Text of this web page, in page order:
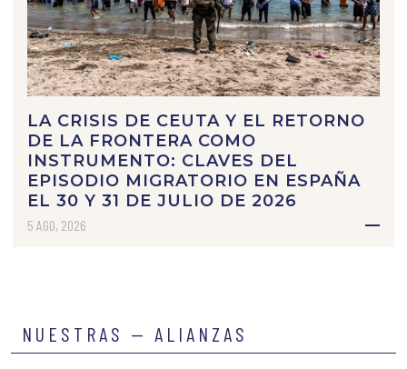
LA CRISIS DE CEUTA Y EL RETORNO
DE LA FRONTERA COMO
INSTRUMENTO: CLAVES DEL
EPISODIO MIGRATORIO EN ESPAÑA
EL 30 Y 31 DE JULIO DE 2026
5 AGO, 2026
NUESTRAS — ALIANZAS